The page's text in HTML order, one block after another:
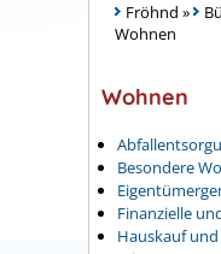
Fröhnd »
Wohnen
Wohnen
Besondere
Finanzielle
Hauskauf